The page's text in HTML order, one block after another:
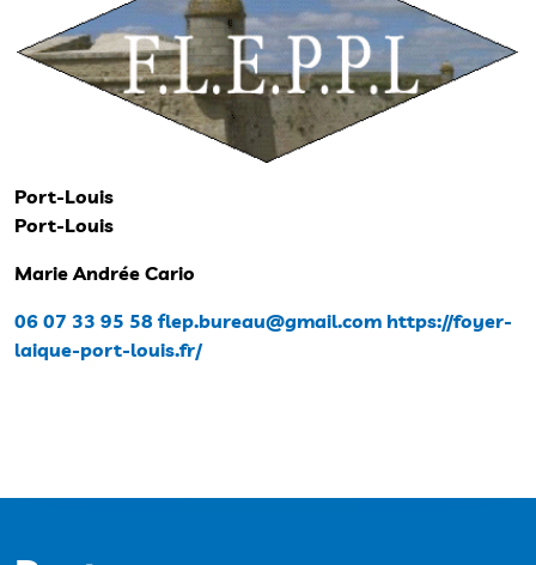
Port-Louis
Port-Louis
Marie Andrée Cario
06 07 33 95 58 flep.bureau@gmail.com https://foyer-
laique-port-louis.fr/